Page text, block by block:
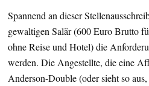
Spannend an dieser
gewaltigen Salär (600 Euro Brutto
ohne Reise und Hotel) die
werden. Die Angestellte, die eine
Anderson-Double (oder sieht so